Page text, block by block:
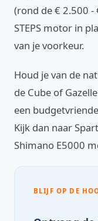
(rond de € 2.500
STEPS motor in
van je voorkeur.
Houd je van de
de Cube of
een
Kijk dan naar
Shimano E5000
BLIJF OP DE